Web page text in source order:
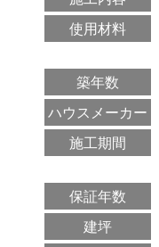
使用材料
築年数
ハウスメーカー
施工期間
保証年数
建坪